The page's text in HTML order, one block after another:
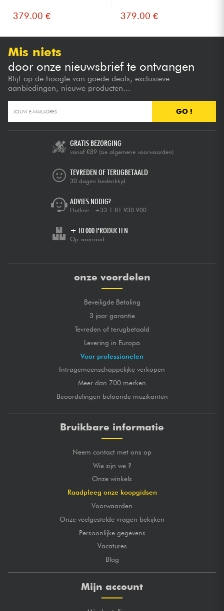
379.00 € 379.00 €
Mis niets
door onze nieuwsbrief te ontvangen
Blijf op de hoogte van goede deals, exclusieve
aanbiedingen, nieuwe producten...
GO !
GRATIS BEZORGING
vanaf €89 (zie algemene voorwaarden)
TEVREDEN OF TERUGBETAALD
30 dagen bedenktijd
ADVIES NODIG?
Hotline : +33 1 81 930 900
+ 10.000 PRODUCTEN
Op voorraad
onze voordelen
Beveiligde Betaling
3 jaar garantie
Tevreden of terugbetaald
Levering in Europa
Voor professionelen
Intragemeenschappelijke verkopen
Meer dan 700 merken
Beoordelingen beloonde muzikanten
Bruikbare informatie
Neem contact met ons op
Wie zijn we ?
Onze winkels
Raadpleeg onze koopgidsen
Voorwaarden
Onze veelgestelde vragen bekijken
Persoonlijke gegevens
Vacatures
Blog
Mijn account